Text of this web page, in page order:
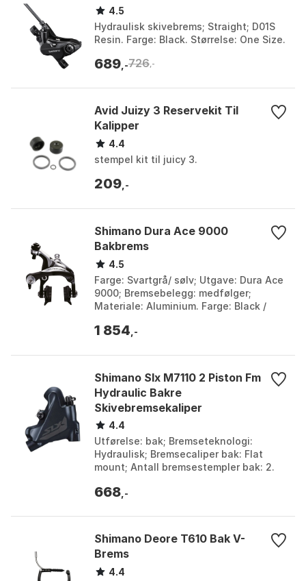
4.5
Hydraulisk skivebrems; Straight; D01S
Resin. Farge: Black. Størrelse: One Size.
689 ,-726,-
Avid Juizy 3 Reservekit Til
Kalipper
4.4
stempel kit til juicy 3.
209 ,-
Shimano Dura Ace 9000
Bakbrems
4.5
Farge: Svartgrå/ sølv; Utgave: Dura Ace
9000; Bremsebelegg: medfølger;
Materiale: Aluminium. Farge: Black /
1 854 ,-
Shimano Slx M7110 2 Piston Fm
Hydraulic Bakre
Skivebremsekaliper
4.4
Utførelse: bak; Bremseteknologi:
Hydraulisk; Bremsecaliper bak: Flat
mount; Antall bremsestempler bak: 2.
668 ,-
Shimano Deore T610 Bak V-
Brems
4.4